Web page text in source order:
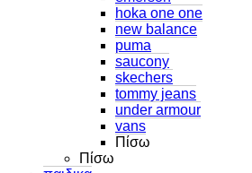
hoka one one
new balance
puma
saucony
skechers
tommy jeans
under armour
vans
Πίσω
Πίσω